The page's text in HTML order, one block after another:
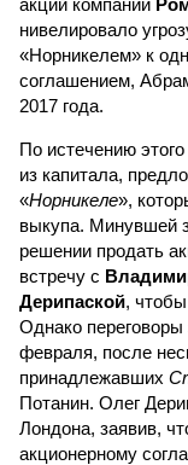
акций компании
нивелировало
«Норникелем» к
соглашением,
2017 года.
По истечению
из капитала,
«Норникеле»,
выкупа. Минувшей
решении продать
встречу с
Дерипаской,
Однако переговоры
февраля, после
принадлежавших
Потанин. Олег
Лондона, заявив,
акционерному